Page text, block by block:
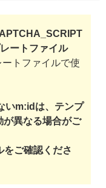
ートファイル
トファイルで使
いm:idは、テンプ
が異なる場合がご
ご確認くださ